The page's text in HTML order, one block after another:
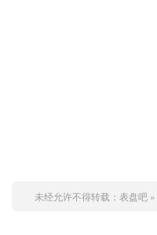
未经允许不得转载： 表盘吧»